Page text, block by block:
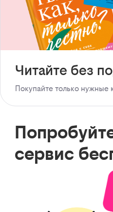
Читайте без
Покупайте только нужные
сервис